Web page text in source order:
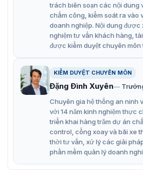
Barrier tự động hàng rào
⇒ Quý khách hàng có thể tham
tự
mẫu barrier hàng rào đến từ thương
Tính năng nổi bật barrier
rào Yilong
Barrier tự động hàng rào Yilong
xoay nên hoạt động bền bỉ, tiếng ồn
động từ các tác nhân bên ngoài
tác động trực tiếp vào.
trách biên soạn các nội dung
chấm công, kiểm soát ra vào
doanh nghiệp. Nội dung được
nghiệm tư vấn khách hàng,
được kiểm duyệt chuyên môn
KIỂM DUYỆT CHUYÊN MÔN
Đặng Đình Xuyên
Chuyên gia hệ thống an ninh
với 14 năm kinh nghiệm thực
triển khai hàng trăm dự án
control, cổng xoay và bãi xe
thời tư vấn, xử lý các giải
phần mềm quản lý doanh